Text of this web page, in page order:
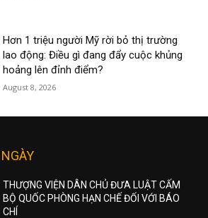
Hơn 1 triệu người Mỹ rời bỏ thị trường
lao động: Điều gì đang đẩy cuộc khủng
hoảng lên đỉnh điểm?
August 8, 2026
THƯỢNG VIỆN DÂN CHỦ ĐƯA LUẬT CẤM
BỘ QUỐC PHÒNG HẠN CHẾ ĐỐI VỚI BÁO
CHÍ